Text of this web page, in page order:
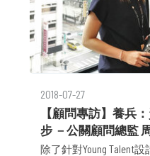
2018-07-27
【顧問專訪】養兵
步 －公關顧問總監
除了針對Young Talent設